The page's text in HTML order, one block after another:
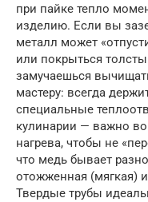
при пайке тепло
изделию. Если вы
металл может
или покрыться
замучаешься
мастеру: всегда
специальные
кулинарии — важно
нагрева, чтобы не
что медь бывает
отожженная (мягкая)
Твердые трубы